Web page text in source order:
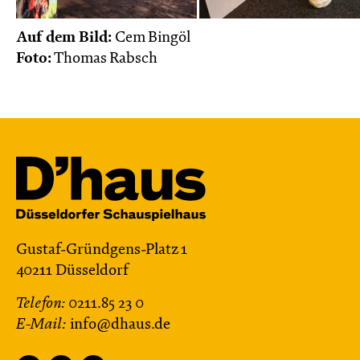
Do, 22.10. / 10:00 – 11:00
JUNGES SCHAUSPIEL
Central 1
Karten
So, 25.10. / 16:00 – 17:00
JUNGES SCHAUSPIEL
Auf dem Bild: Cem Bingöl
Foto:Thomas Rabsch
Gustaf-Gründgens-Platz 1
40211 Düsseldorf
Telefon: 0211.85 23 0
E-Mail: info@dhaus.de